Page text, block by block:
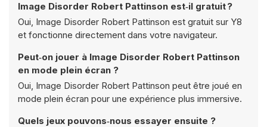
Image Disorder Robert Pattinson est‑il gratuit ?
Oui, Image Disorder Robert Pattinson est gratuit sur Y8
et fonctionne directement dans votre navigateur.
Peut‑on jouer à Image Disorder Robert Pattinson
en mode plein écran ?
Oui, Image Disorder Robert Pattinson peut être joué en
mode plein écran pour une expérience plus immersive.
Quels jeux pouvons‑nous essayer ensuite ?